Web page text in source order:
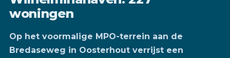
woningen
Op het voormalige MPO-terrein aan de
Bredaseweg in Oosterhout verrijst een